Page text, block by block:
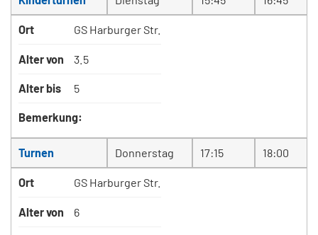
Ort GS Harburger Str.
Alter von 3.5
Alter bis 5
Bemerkung:
Turnen Donnerstag 17:15 18:00
Ort GS Harburger Str.
Alter von 6